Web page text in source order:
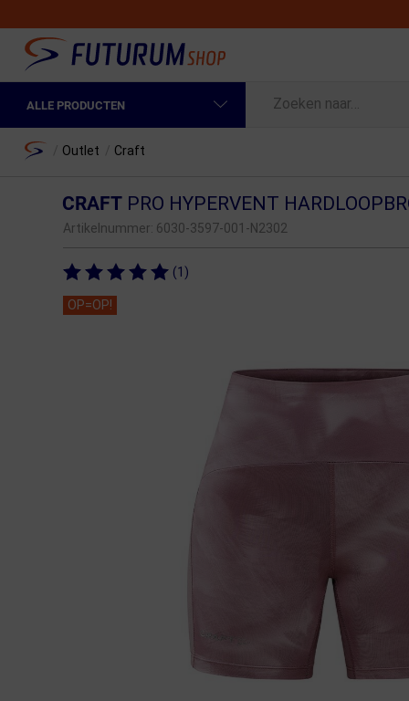
ALLE PRODUCTEN
Fietskleding Heren
Fietsonderdelen
Fietsonderhoud
Overige sporten & cadeaubon
Home Outlet Craft
CRAFTPRO HYPERVENT
Artikelnummer: 6030-3597-001-N2302
(1)
OP=OP!